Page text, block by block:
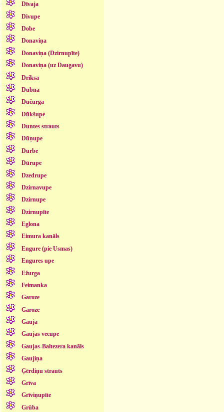
Dīvaja
Divupe
Dobe
Donaviņa
Donaviņa (Dzirnupīte)
Donaviņa (uz Daugavu)
Driksa
Dubna
Dūčurga
Dūkšupe
Duntes strauts
Dūņupe
Durbe
Dūrupe
Dzedrupe
Dzirnavupe
Dzirnupe
Dzirnupīte
Eglona
Eimura kanāls
Engure (pie Usmas)
Engures upe
Ežurga
Feimanka
Garoze
Garoze
Gauja
Gaujas vecupe
Gaujas-Baltezera kanāls
Gaujiņa
Ģērdiņu strauts
Grīva
Grīviņupīte
Grūba